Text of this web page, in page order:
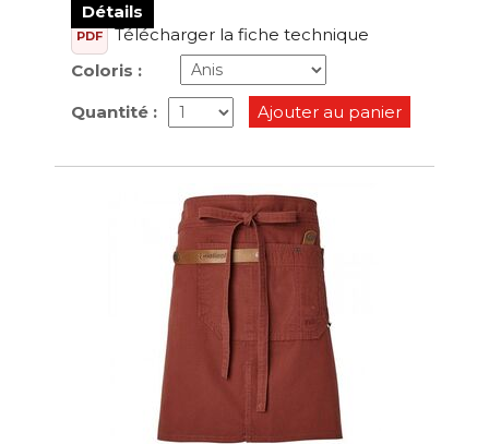
Détails
PDF
Télécharger la fiche technique
Coloris :
Quantité : Ajouter au panier